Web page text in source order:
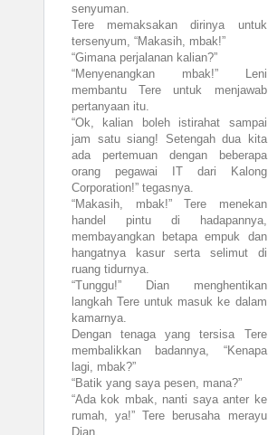
senyuman.
Tere memaksakan dirinya untuk
tersenyum, “Makasih, mbak!”
“Gimana perjalanan kalian?”
“Menyenangkan mbak!” Leni
membantu Tere untuk menjawab
pertanyaan itu.
“Ok, kalian boleh istirahat sampai
jam satu siang! Setengah dua kita
ada pertemuan dengan beberapa
orang pegawai IT dari Kalong
Corporation!” tegasnya.
“Makasih, mbak!” Tere menekan
handel pintu di hadapannya,
membayangkan betapa empuk dan
hangatnya kasur serta selimut di
ruang tidurnya.
“Tunggu!” Dian menghentikan
langkah Tere untuk masuk ke dalam
kamarnya.
Dengan tenaga yang tersisa Tere
membalikkan badannya, “Kenapa
lagi, mbak?”
“Batik yang saya pesen, mana?”
“Ada kok mbak, nanti saya anter ke
rumah, ya!” Tere berusaha merayu
Dian.